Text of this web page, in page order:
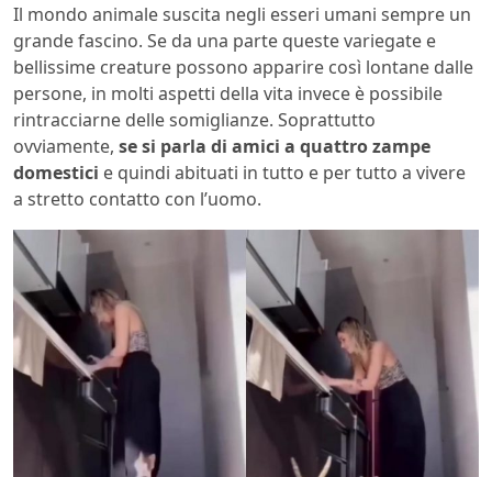
Il mondo animale suscita negli esseri umani sempre un
grande fascino. Se da una parte queste variegate e
bellissime creature possono apparire così lontane dalle
persone, in molti aspetti della vita invece è possibile
rintracciarne delle somiglianze. Soprattutto
ovviamente, se si parla di amici a quattro zampe
domestici e quindi abituati in tutto e per tutto a vivere
a stretto contatto con l’uomo.